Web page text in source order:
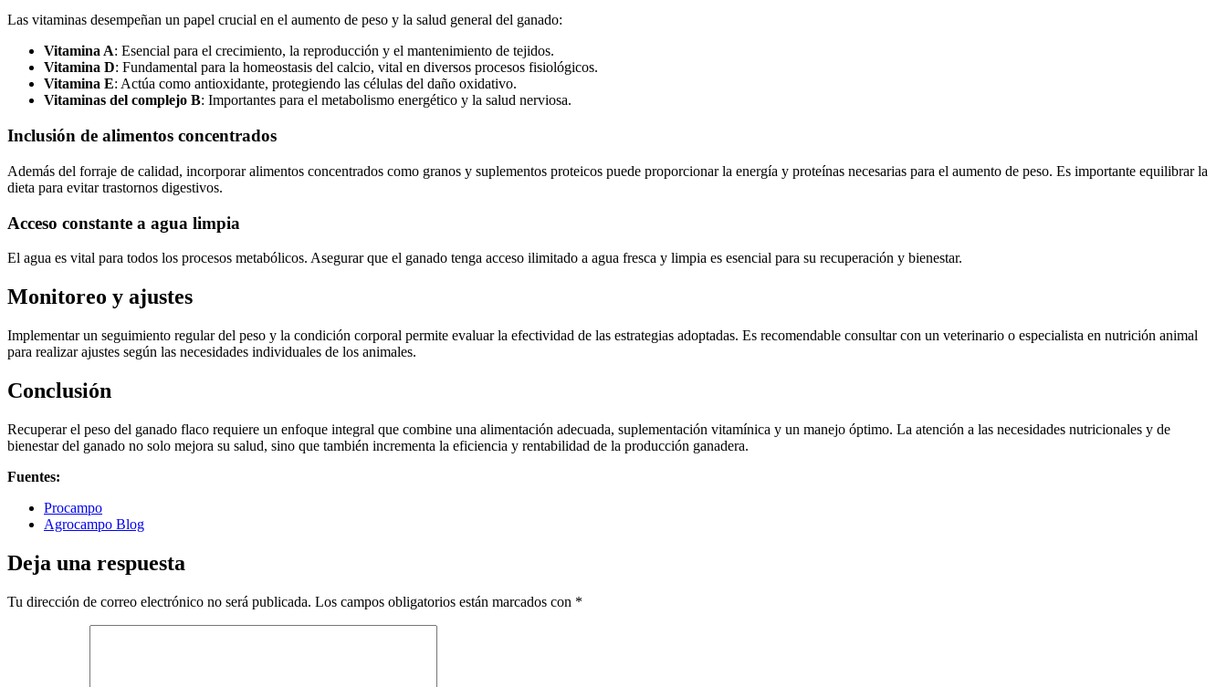
Las vitaminas desempeñan un papel crucial en el aumento de peso y la salud general del ganado:
Vitamina A: Esencial para el crecimiento, la reproducción y el mantenimiento de tejidos.
Vitamina D: Fundamental para la homeostasis del calcio, vital en diversos procesos fisiológicos.
Vitamina E: Actúa como antioxidante, protegiendo las células del daño oxidativo.
Vitaminas del complejo B: Importantes para el metabolismo energético y la salud nerviosa.
Inclusión de alimentos concentrados
Además del forraje de calidad, incorporar alimentos concentrados como granos y suplementos proteicos puede proporcionar la energía y proteínas necesarias para el aumento de peso. Es importante equilibrar la
dieta para evitar trastornos digestivos.
Acceso constante a agua limpia
El agua es vital para todos los procesos metabólicos. Asegurar que el ganado tenga acceso ilimitado a agua fresca y limpia es esencial para su recuperación y bienestar.
Monitoreo y ajustes
Implementar un seguimiento regular del peso y la condición corporal permite evaluar la efectividad de las estrategias adoptadas. Es recomendable consultar con un veterinario o especialista en nutrición animal
para realizar ajustes según las necesidades individuales de los animales.
Conclusión
Recuperar el peso del ganado flaco requiere un enfoque integral que combine una alimentación adecuada, suplementación vitamínica y un manejo óptimo. La atención a las necesidades nutricionales y de
bienestar del ganado no solo mejora su salud, sino que también incrementa la eficiencia y rentabilidad de la producción ganadera.
Fuentes:
Procampo
Agrocampo Blog
Deja una respuesta
Tu dirección de correo electrónico no será publicada. Los campos obligatorios están marcados con *